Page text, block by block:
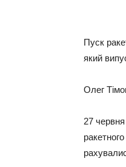
Пуcк
який
Олeг
27